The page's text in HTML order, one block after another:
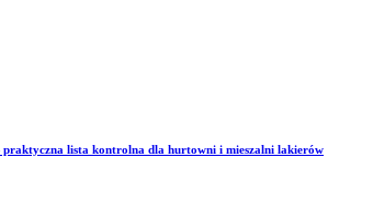
lista kontrolna dla hurtowni i mieszalni lakierów